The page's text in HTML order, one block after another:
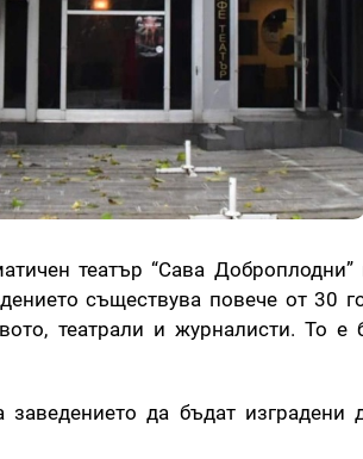
театър “Сава
съществува повече от 30
театрали и журналисти. То
да бъдат изградени